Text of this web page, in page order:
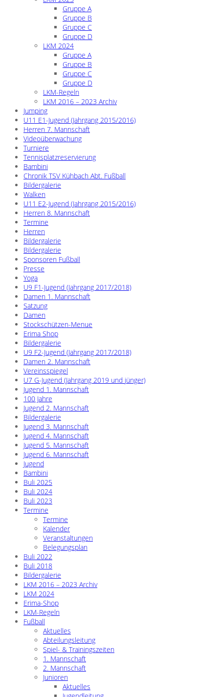
Gruppe A
Gruppe B
Gruppe C
Gruppe D
LKM 2024
Gruppe A
Gruppe B
Gruppe C
Gruppe D
LKM-Regeln
LKM 2016 – 2023 Archiv
Jumping
U11 E1-Jugend (Jahrgang 2015/2016)
Herren 7. Mannschaft
Videoüberwachung
Turniere
Tennisplatzreservierung
Bambini
Chronik TSV Kühbach Abt. Fußball
Bildergalerie
Walken
U11 E2-Jugend (Jahrgang 2015/2016)
Herren 8. Mannschaft
Termine
Herren
Bildergalerie
Bildergalerie
Sponsoren Fußball
Presse
Yoga
U9 F1-Jugend (Jahrgang 2017/2018)
Damen 1. Mannschaft
Satzung
Damen
Stockschützen-Menue
Erima Shop
Bildergalerie
U9 F2-Jugend (Jahrgang 2017/2018)
Damen 2. Mannschaft
Vereinsspiegel
U7 G-Jugend (Jahrgang 2019 und jünger)
Jugend 1. Mannschaft
100 Jahre
Jugend 2. Mannschaft
Bildergalerie
Jugend 3. Mannschaft
Jugend 4. Mannschaft
Jugend 5. Mannschaft
Jugend 6. Mannschaft
Jugend
Bambini
Buli 2025
Buli 2024
Buli 2023
Termine
Termine
Kalender
Veranstaltungen
Belegungsplan
Buli 2022
Buli 2018
Bildergalerie
LKM 2016 – 2023 Archiv
LKM 2024
Erima-Shop
LKM-Regeln
Fußball
Aktuelles
Abteilungsleitung
Spiel- & Trainingszeiten
1. Mannschaft
2. Mannschaft
Junioren
Aktuelles